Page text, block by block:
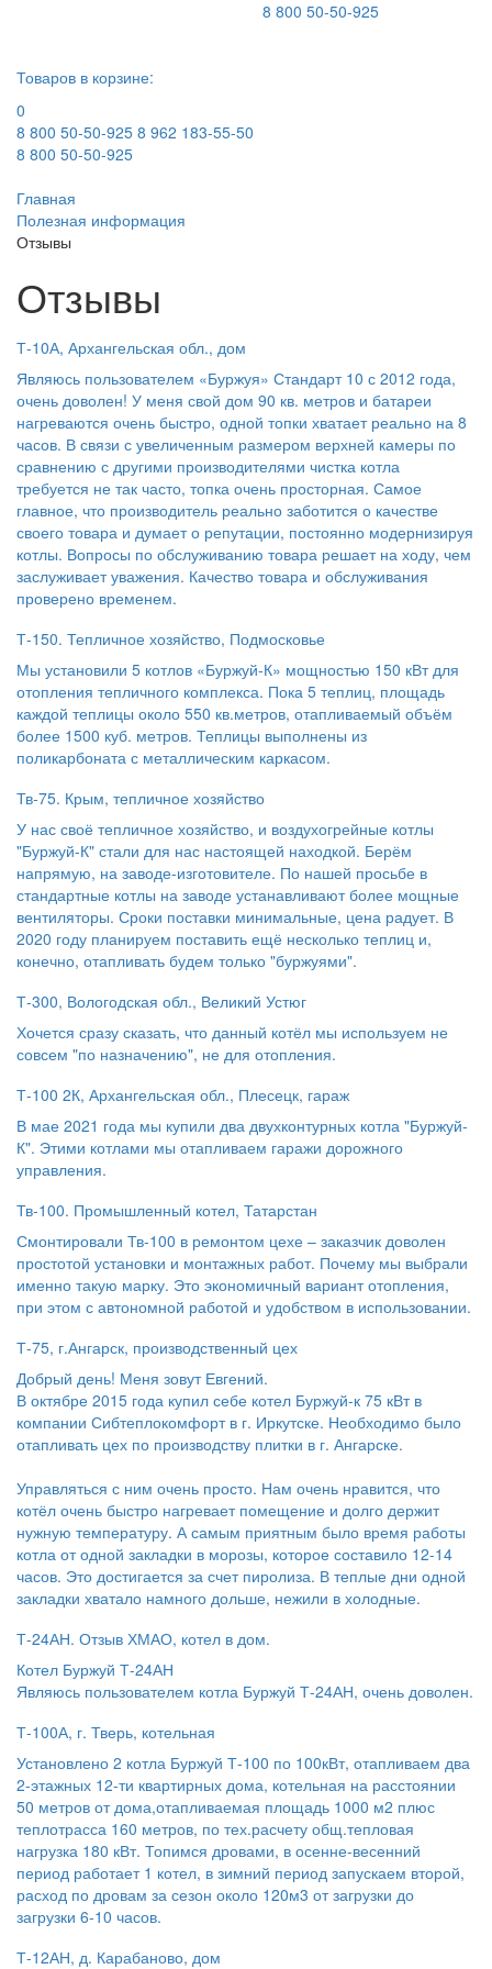
8 800 50-50-925
Товаров в корзине:
0
8 800 50-50-925 8 962 183-55-50
8 800 50-50-925
Главная
Полезная информация
Отзывы
Отзывы
Т-10А, Архангельская обл., дом
Являюсь пользователем «Буржуя» Стандарт 10 с 2012 года,
очень доволен! У меня свой дом 90 кв. метров и батареи
нагреваются очень быстро, одной топки хватает реально на 8
часов. В связи с увеличенным размером верхней камеры по
сравнению с другими производителями чистка котла
требуется не так часто, топка очень просторная. Самое
главное, что производитель реально заботится о качестве
своего товара и думает о репутации, постоянно модернизируя
котлы. Вопросы по обслуживанию товара решает на ходу, чем
заслуживает уважения. Качество товара и обслуживания
проверено временем.
Т-150. Тепличное хозяйство, Подмосковье
Мы установили 5 котлов «Буржуй-К» мощностью 150 кВт для
отопления тепличного комплекса. Пока 5 теплиц, площадь
каждой теплицы около 550 кв.метров, отапливаемый объём
более 1500 куб. метров. Теплицы выполнены из
поликарбоната с металлическим каркасом.
Тв-75. Крым, тепличное хозяйство
У нас своё тепличное хозяйство, и воздухогрейные котлы
"Буржуй-К" стали для нас настоящей находкой. Берём
напрямую, на заводе-изготовителе. По нашей просьбе в
стандартные котлы на заводе устанавливают более мощные
вентиляторы. Сроки поставки минимальные, цена радует. В
2020 году планируем поставить ещё несколько теплиц и,
конечно, отапливать будем только "буржуями".
Т-300, Вологодская обл., Великий Устюг
Хочется сразу сказать, что данный котёл мы используем не
совсем "по назначению", не для отопления.
Т-100 2К, Архангельская обл., Плесецк, гараж
В мае 2021 года мы купили два двухконтурных котла "Буржуй-
К". Этими котлами мы отапливаем гаражи дорожного
управления.
Тв-100. Промышленный котел, Татарстан
Смонтировали Тв-100 в ремонтом цехе – заказчик доволен
простотой установки и монтажных работ. Почему мы выбрали
именно такую марку. Это экономичный вариант отопления,
при этом с автономной работой и удобством в использовании.
Т-75, г.Ангарск, производственный цех
Добрый день! Меня зовут Евгений.
В октябре 2015 года купил себе котел Буржуй-к 75 кВт в
компании Сибтеплокомфорт в г. Иркутске. Необходимо было
отапливать цех по производству плитки в г. Ангарске.
Управляться с ним очень просто. Нам очень нравится, что
котёл очень быстро нагревает помещение и долго держит
нужную температуру. А самым приятным было время работы
котла от одной закладки в морозы, которое составило 12-14
часов. Это достигается за счет пиролиза. В теплые дни одной
закладки хватало намного дольше, нежили в холодные.
Т-24АН. Отзыв ХМАО, котел в дом.
Котел Буржуй Т-24АН
Являюсь пользователем котла Буржуй Т-24АН, очень доволен.
Т-100А, г. Тверь, котельная
Установлено 2 котла Буржуй Т-100 по 100кВт, отапливаем два
2-этажных 12-ти квартирных дома, котельная на расстоянии
50 метров от дома,отапливаемая площадь 1000 м2 плюс
теплотрасса 160 метров, по тех.расчету общ.тепловая
нагрузка 180 кВт. Топимся дровами, в осенне-весенний
период работает 1 котел, в зимний период запускаем второй,
расход по дровам за сезон около 120м3 от загрузки до
загрузки 6-10 часов.
Т-12АН, д. Карабаново, дом